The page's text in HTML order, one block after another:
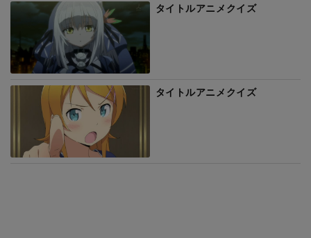
タイトルアニメクイズ
タイトルアニメクイズ